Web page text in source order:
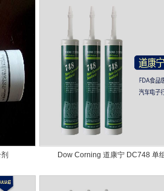
Dow Corning 道康宁 DC748 单